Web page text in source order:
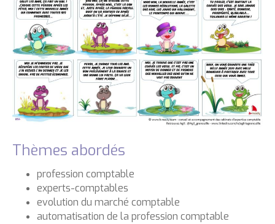
Thèmes abordés
profession comptable
experts-comptables
evolution du marché comptable
automatisation de la profession comptable